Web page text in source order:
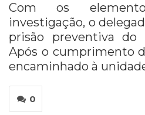
Com os
investigação, o
prisão preventiva
Após o cumprimento
encaminhado à
0